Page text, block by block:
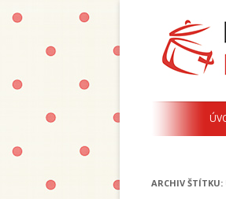
ARCHIV ŠTÍTKU: